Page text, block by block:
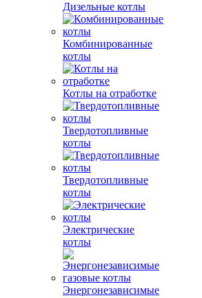
Дизельные котлы
Комбинированные
котлы
Котлы на отработке
Твердотопливные
котлы
Твердотопливные
котлы
Электрические
котлы
Энергонезависимые